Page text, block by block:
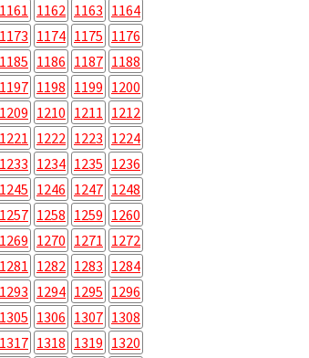
1161 1162 1163 1164
1173 1174 1175 1176
1185 1186 1187 1188
1197 1198 1199 1200
1209 1210 1211 1212
1221 1222 1223 1224
1233 1234 1235 1236
1245 1246 1247 1248
1257 1258 1259 1260
1269 1270 1271 1272
1281 1282 1283 1284
1293 1294 1295 1296
1305 1306 1307 1308
1317 1318 1319 1320